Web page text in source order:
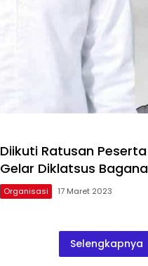
Diikuti Ratusan
Gelar Diklatsus
Organisasi 17 Maret 2023
Selengkapnya